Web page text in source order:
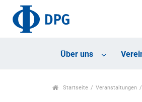
Über uns
Startseite Veranstaltungen